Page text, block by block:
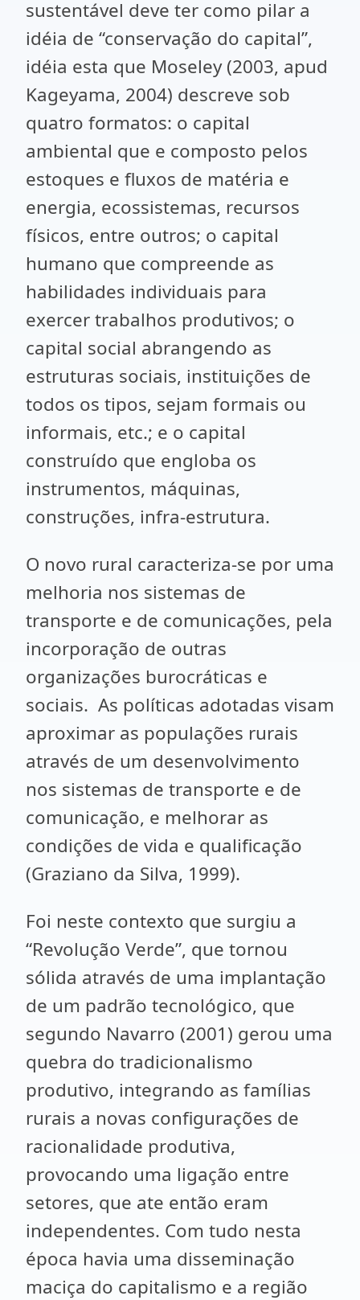
sustentável deve ter como pilar a
idéia de “conservação do capital”,
idéia esta que Moseley (2003, apud
Kageyama, 2004) descreve sob
quatro formatos: o capital
ambiental que e composto pelos
estoques e fluxos de matéria e
energia, ecossistemas, recursos
físicos, entre outros; o capital
humano que compreende as
habilidades individuais para
exercer trabalhos produtivos; o
capital social abrangendo as
estruturas sociais, instituições de
todos os tipos, sejam formais ou
informais, etc.; e o capital
construído que engloba os
instrumentos, máquinas,
construções, infra-estrutura.
O novo rural caracteriza-se por uma
melhoria nos sistemas de
transporte e de comunicações, pela
incorporação de outras
organizações burocráticas e
sociais. As políticas adotadas visam
aproximar as populações rurais
através de um desenvolvimento
nos sistemas de transporte e de
comunicação, e melhorar as
condições de vida e qualificação
(Graziano da Silva, 1999).
Foi neste contexto que surgiu a
“Revolução Verde”, que tornou
sólida através de uma implantação
de um padrão tecnológico, que
segundo Navarro (2001) gerou uma
quebra do tradicionalismo
produtivo, integrando as famílias
rurais a novas configurações de
racionalidade produtiva,
provocando uma ligação entre
setores, que ate então eram
independentes. Com tudo nesta
época havia uma disseminação
maciça do capitalismo e a região